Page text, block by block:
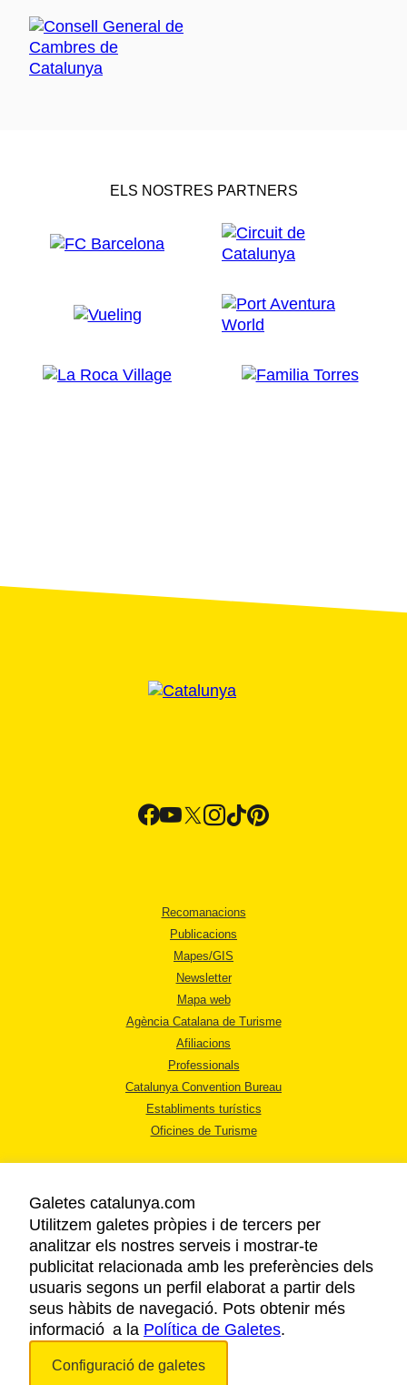
ELS NOSTRES PARTNERS
Recomanacions
Publicacions
Mapes/GIS
Newsletter
Mapa web
Agència Catalana de Turisme
Afiliacions
Professionals
Catalunya Convention Bureau
Establiments turístics
Oficines de Turisme
AVÍS LEGAL
POLÍTICA DE PRIVACITAT
COOKIES
ACCESSIBILITAT
Galetes catalunya.com
Utilitzem galetes pròpies i de tercers per
analitzar els nostres serveis i mostrar-te
publicitat relacionada amb les preferències dels
usuaris segons un perfil elaborat a partir dels
seus hàbits de navegació. Pots obtenir més
informació a la Política de Galetes.
Configuració de galetes